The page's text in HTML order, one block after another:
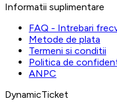
Informatii suplimentare
FAQ - Intrebari
Metode de plata
Termeni si conditii
Politica de
ANPC
DynamicTicket